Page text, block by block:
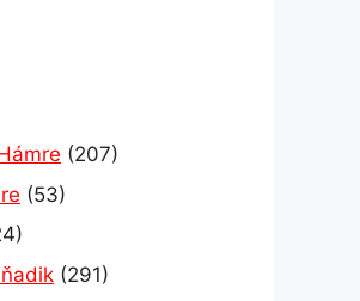
(207)
(53)
(291)